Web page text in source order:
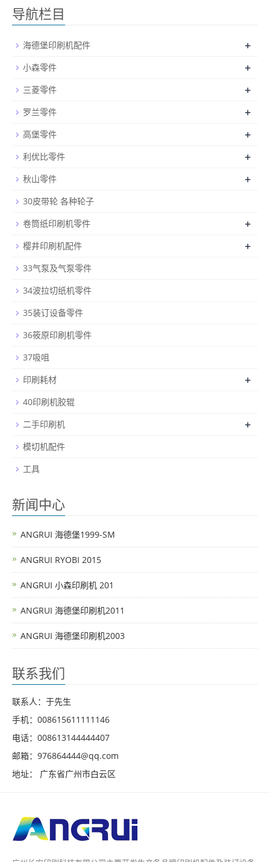
导航栏目
海德堡印刷机配件 +
小森零件 +
三菱零件 +
罗兰零件 +
高堡零件 +
利优比零件 +
秋山零件 +
30皮带轮 各种轮子
卷筒纸印刷机零件
+
樱井印刷机配件 +
33气泵及气泵零件
34波拉切纸机零件
35装订设备零件
36筱原印刷机零件
37吸咀
印刷耗材
+
40印刷机胶辊
二手印刷机
+
模切机配件
工具
新闻中心
ANGRUI 海德堡1999-SM
ANGRUI RYOBI 2015
ANGRUI 小森印刷机 201
ANGRUI 海德堡印刷机2011
ANGRUI 海德堡印刷机2003
联系我们
联系人：于先生
手机：008615611111146
电话：008613144444407
邮箱：976864444@qq.com
地址： 广东省广州市白云区